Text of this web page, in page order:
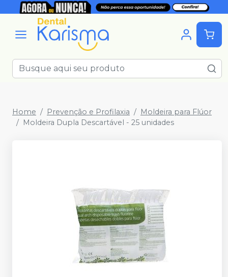
Home Prevenção e Profilaxia
Moldeira para Flúor
Moldeira Dupla Descartável - 25 unidades